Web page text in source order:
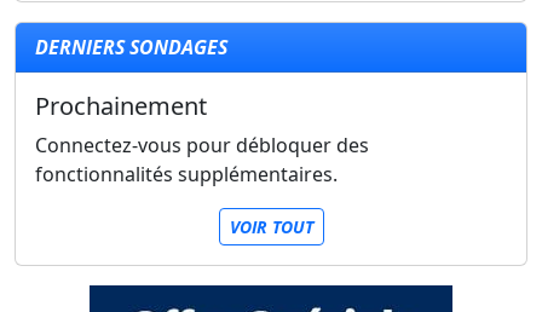
DERNIERS SONDAGES
Prochainement
Connectez-vous pour débloquer des
fonctionnalités supplémentaires.
VOIR TOUT